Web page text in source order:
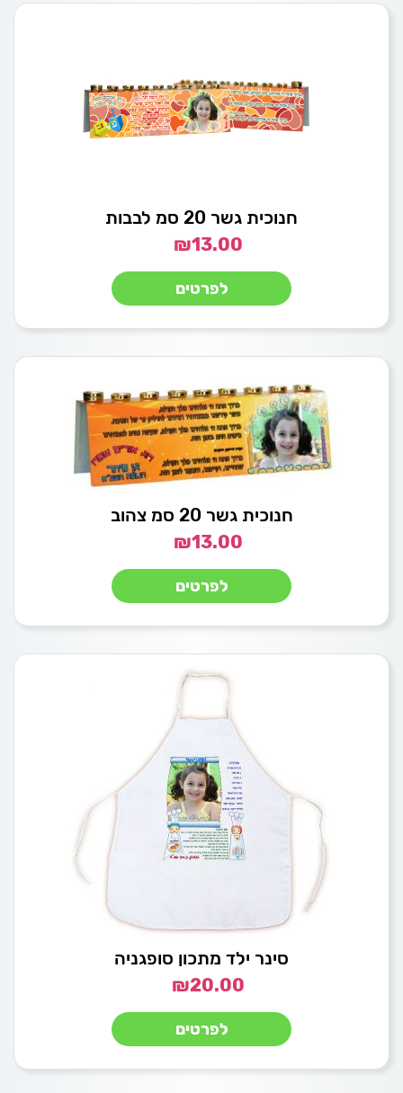
חנוכית גשר 20 סמ לבבות
₪13.00
לפרטים
חנוכית גשר 20 סמ צהוב
₪13.00
לפרטים
סינר ילד מתכון סופגניה
₪20.00
לפרטים